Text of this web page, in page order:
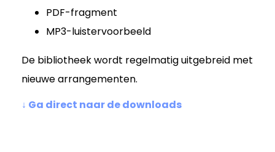
PDF-fragment
MP3-luistervoorbeeld
De bibliotheek wordt regelmatig uitgebreid met
nieuwe arrangementen.
↓ Ga direct naar de downloads